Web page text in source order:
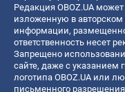
Редакция OBOZ.UA
изложенную в авторском
информации,
ответственность несет
Запрещено
сайте, даже с указанием
логотипа OBOZ.UA или
письменного